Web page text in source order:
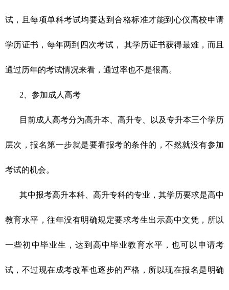
试，且每项单科考试均要达到合格标准才能到心仪高校申请
学历证书，每年两到四次考试， 其学历证书获得最难，而且
通过历年的考试情况来看，通过率也不是很高。
2、参加成人高考
目前成人高考分为高升本、高升专、以及专升本三个学历
层次，报名第一步就是要看报考的条件的，不然就没有参加
考试的机会。
其中报考高升本科、高升专科的专业，其学历要求是高中
教育水平，往年没有明确规定要求考生出示高中文凭，所以
一些初中毕业生，达到高中毕业教育水平，也可以申请考
试，不过现在成考改革也逐步的严格，所以现在报名是明确